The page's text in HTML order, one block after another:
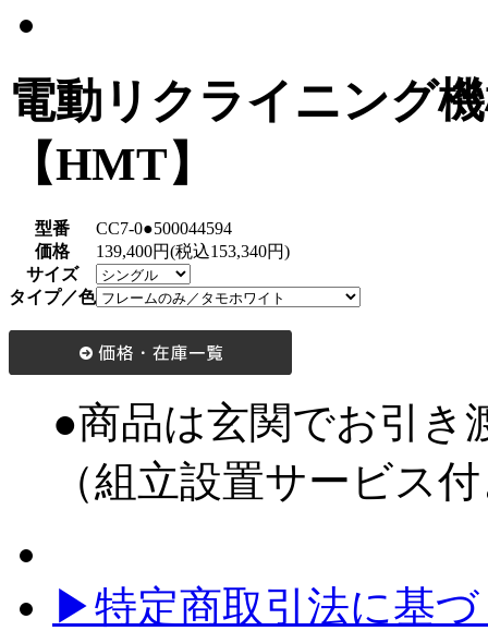
電動リクライニング
【HMT】
型番
CC7-0●500044594
価格
139,400円(税込153,340円)
サイズ
タイプ／色
●商品は玄関でお引き
（組立設置サービス
▶特定商取引法に基